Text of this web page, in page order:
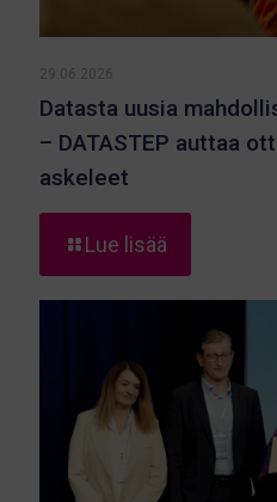
29.06.2026
Datasta uusia
– DATASTEP auttaa
askeleet
Lue lisää
Datasta
yrityksille
DATASTEP
auttaa
ottamaan
seuraavat